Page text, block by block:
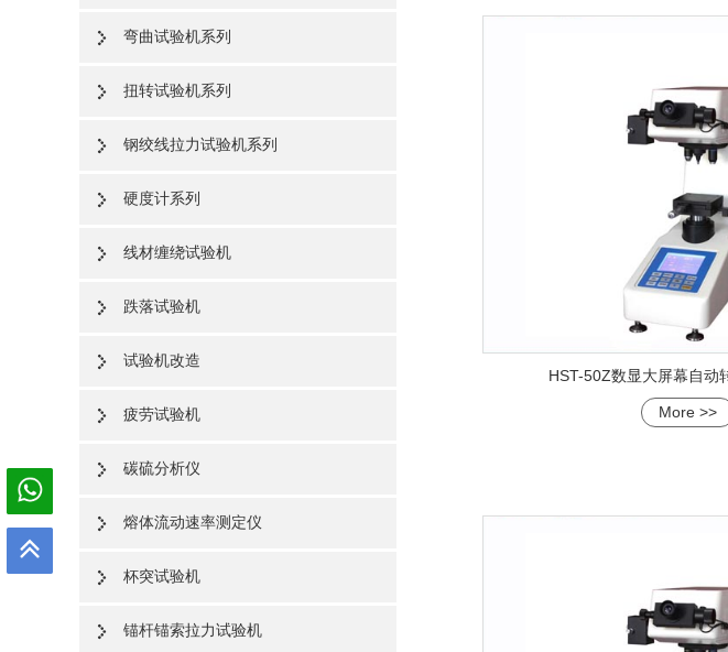
弯曲试验机系列
扭转试验机系列
钢绞线拉力试验机系列
硬度计系列
线材缠绕试验机
跌落试验机
试验机改造
疲劳试验机
碳硫分析仪
熔体流动速率测定仪
杯突试验机
锚杆锚索拉力试验机
HST-50Z数显大屏幕自动
More >>